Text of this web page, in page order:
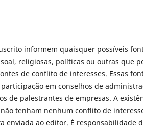
informem quaisquer possíveis
religiosas, políticas ou outras que
de conflito de interesses. Essas
em conselhos de
de palestrantes de empresas. A
tenham nenhum conflito de
enviada ao editor. É responsabilidade